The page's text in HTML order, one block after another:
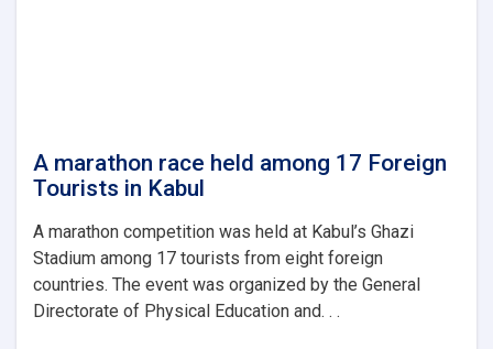
A marathon race held among 17 Foreign
Tourists in Kabul
A marathon competition was held at Kabul’s Ghazi
Stadium among 17 tourists from eight foreign
countries. The event was organized by the General
Directorate of Physical Education and. . .